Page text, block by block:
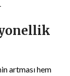
artması hem